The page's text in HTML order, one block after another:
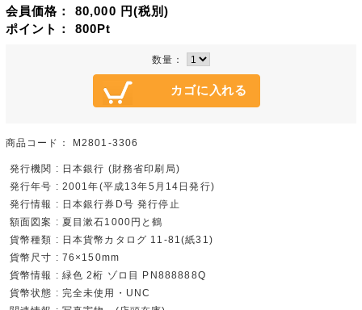
会員価格： 80,000 円(税別)
ポイント： 800Pt
数量：
商品コード： M2801-3306
発行機関 : 日本銀行 (財務省印刷局)
発行年号 : 2001年(平成13年5月14日発行)
発行情報 : 日本銀行券D号 発行停止
額面図案 : 夏目漱石1000円と鶴
貨幣種類 : 日本貨幣カタログ 11-81(紙31)
貨幣尺寸 : 76×150mm
貨幣情報 : 緑色 2桁 ゾロ目 PN888888Q
貨幣状態 : 完全未使用・UNC